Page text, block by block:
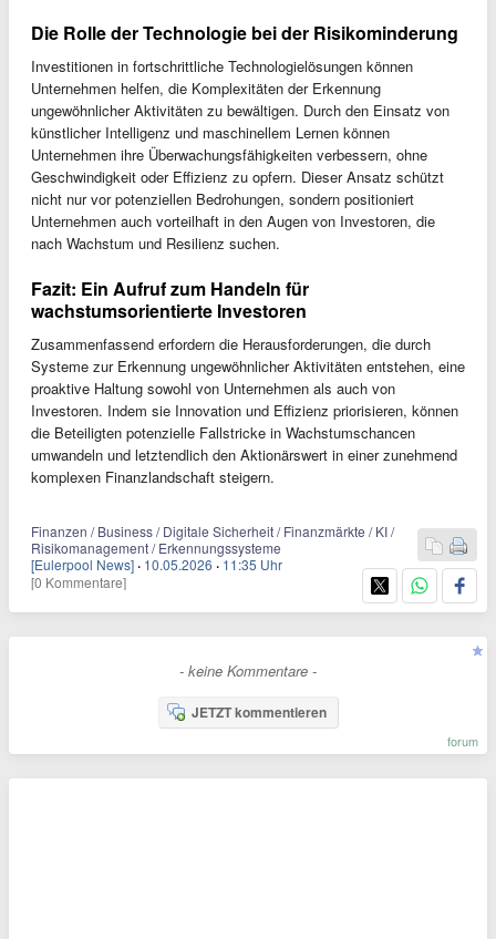
Die Rolle der Technologie bei der Risikominderung
Investitionen in fortschrittliche Technologielösungen können
Unternehmen helfen, die Komplexitäten der Erkennung
ungewöhnlicher Aktivitäten zu bewältigen. Durch den Einsatz von
künstlicher Intelligenz und maschinellem Lernen können
Unternehmen ihre Überwachungsfähigkeiten verbessern, ohne
Geschwindigkeit oder Effizienz zu opfern. Dieser Ansatz schützt
nicht nur vor potenziellen Bedrohungen, sondern positioniert
Unternehmen auch vorteilhaft in den Augen von Investoren, die
nach Wachstum und Resilienz suchen.
Fazit: Ein Aufruf zum Handeln für
wachstumsorientierte Investoren
Zusammenfassend erfordern die Herausforderungen, die durch
Systeme zur Erkennung ungewöhnlicher Aktivitäten entstehen, eine
proaktive Haltung sowohl von Unternehmen als auch von
Investoren. Indem sie Innovation und Effizienz priorisieren, können
die Beteiligten potenzielle Fallstricke in Wachstumschancen
umwandeln und letztendlich den Aktionärswert in einer zunehmend
komplexen Finanzlandschaft steigern.
Finanzen / Business / Digitale Sicherheit / Finanzmärkte / KI /
Risikomanagement / Erkennungssysteme
[Eulerpool News] · 10.05.2026 · 11:35 Uhr
[0 Kommentare]
- keine Kommentare -
JETZT kommentieren
forum